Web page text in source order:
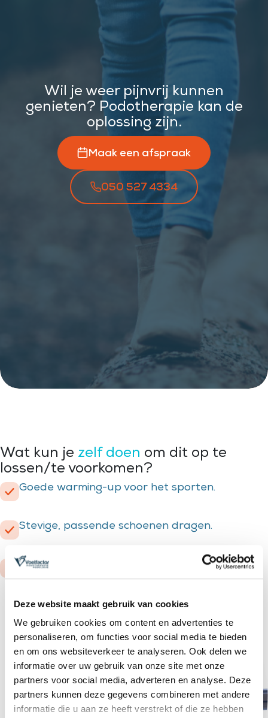
Deze website maakt gebruik van cookies
We gebruiken cookies om content en advertenties te
personaliseren, om functies voor social media te bieden
en om ons websiteverkeer te analyseren. Ook delen we
informatie over uw gebruik van onze site met onze
partners voor social media, adverteren en analyse. Deze
partners kunnen deze gegevens combineren met andere
informatie die u aan ze heeft verstrekt of die ze hebben
Wil je weer pijnvrij kunnen
genieten? Podotherapie kan de
oplossing zijn.
Maak een afspraak
050 527 4334
Wat kun je zelf doen om dit op te
lossen/te voorkomen?
Goede warming-up voor het sporten.
Stevige, passende schoenen dragen.
Blijf op gezond gewicht.